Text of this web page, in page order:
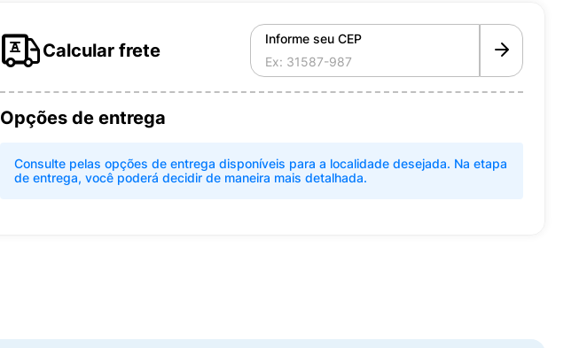
Calcular frete
Informe seu CEP
Opções de entrega
Consulte pelas opções de entrega disponíveis para a localidade desejada. Na etapa
de entrega, você poderá decidir de maneira mais detalhada.